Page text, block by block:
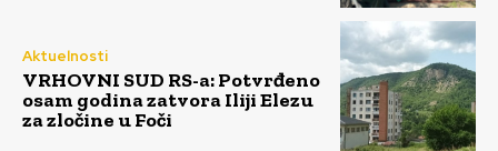
Aktuelnosti
VRHOVNI SUD RS-a: Potvrđeno
osam godina zatvora Iliji Elezu
za zločine u Foči